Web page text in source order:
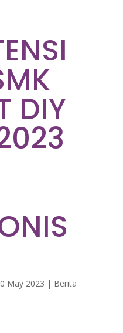
DIY
May 2023 | Berita